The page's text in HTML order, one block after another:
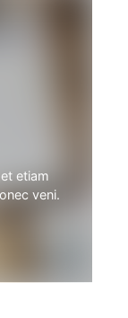
etiam
veni.